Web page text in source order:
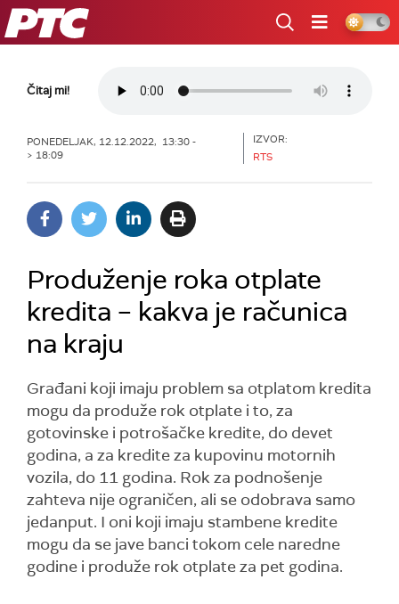
RTS
Čitaj mi!
PONEDELJAK, 12.12.2022, 13:30 -
> 18:09
IZVOR:
RTS
Produženje roka otplate
kredita – kakva je računica
na kraju
Građani koji imaju problem sa otplatom kredita
mogu da produže rok otplate i to, za
gotovinske i potrošačke kredite, do devet
godina, a za kredite za kupovinu motornih
vozila, do 11 godina. Rok za podnošenje
zahteva nije ograničen, ali se odobrava samo
jedanput. I oni koji imaju stambene kredite
mogu da se jave banci tokom cele naredne
godine i produže rok otplate za pet godina.